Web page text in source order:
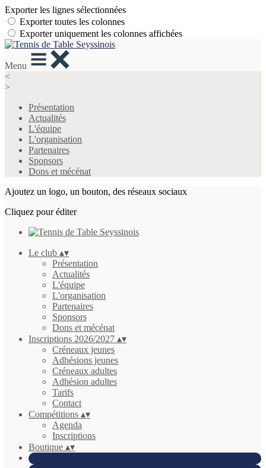
Exporter les lignes sélectionnées
Exporter toutes les colonnes
Exporter uniquement les colonnes affichées
Menu
<
>
Présentation
Actualités
L'équipe
L'organisation
Partenaires
Sponsors
Dons et mécénat
Ajoutez un logo, un bouton, des réseaux sociaux
Cliquez pour éditer
Le club ▴▾
Présentation
Actualités
L'équipe
L'organisation
Partenaires
Sponsors
Dons et mécénat
Inscriptions 2026/2027 ▴▾
Créneaux jeunes
Adhésions jeunes
Créneaux adultes
Adhésion adultes
Tarifs
Contact
Compétitions ▴▾
Agenda
Inscriptions
Boutique ▴▾